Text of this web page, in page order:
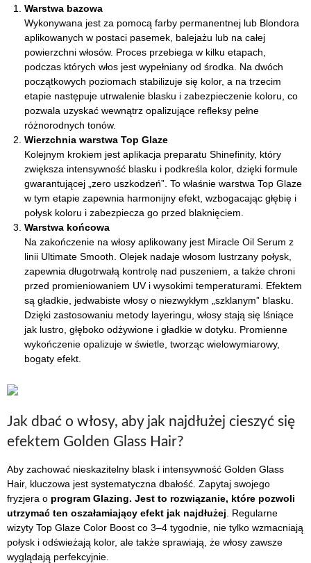
Warstwa bazowa
Wykonywana jest za pomocą farby permanentnej lub Blondora
aplikowanych w postaci pasemek, balejażu lub na całej
powierzchni włosów. Proces przebiega w kilku etapach,
podczas których włos jest wypełniany od środka. Na dwóch
początkowych poziomach stabilizuje się kolor, a na trzecim
etapie następuje utrwalenie blasku i zabezpieczenie koloru, co
pozwala uzyskać wewnątrz opalizujące refleksy pełne
różnorodnych tonów.
Wierzchnia warstwa Top Glaze
Kolejnym krokiem jest aplikacja preparatu Shinefinity, który
zwiększa intensywność blasku i podkreśla kolor, dzięki formule
gwarantującej „zero uszkodzeń”. To właśnie warstwa Top Glaze
w tym etapie zapewnia harmonijny efekt, wzbogacając głębię i
połysk koloru i zabezpiecza go przed blaknięciem.
Warstwa końcowa
Na zakończenie na włosy aplikowany jest Miracle Oil Serum z
linii Ultimate Smooth. Olejek nadaje włosom lustrzany połysk,
zapewnia długotrwałą kontrolę nad puszeniem, a także chroni
przed promieniowaniem UV i wysokimi temperaturami. Efektem
są gładkie, jedwabiste włosy o niezwykłym „szklanym” blasku.
Dzięki zastosowaniu metody layeringu, włosy stają się lśniące
jak lustro, głęboko odżywione i gładkie w dotyku. Promienne
wykończenie opalizuje w świetle, tworząc wielowymiarowy,
bogaty efekt.
Jak dbać o włosy, aby jak najdłużej cieszyć się
efektem Golden Glass Hair?
Aby zachować nieskazitelny blask i intensywność Golden Glass
Hair, kluczowa jest systematyczna dbałość. Zapytaj swojego
fryzjera o program Glazing. Jest to rozwiązanie, które pozwoli
utrzymać ten oszałamiający efekt jak najdłużej . Regularne
wizyty Top Glaze Color Boost co 3–4 tygodnie, nie tylko wzmacniają
połysk i odświeżają kolor, ale także sprawiają, że włosy zawsze
wyglądają perfekcyjnie.